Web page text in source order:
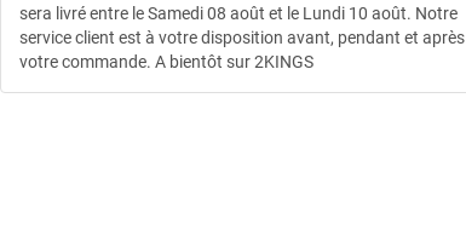
sera livré entre le Samedi 08 août et le Lundi 10 août. Notre
service client est à votre disposition avant, pendant et après
votre commande. A bientôt sur 2KINGS